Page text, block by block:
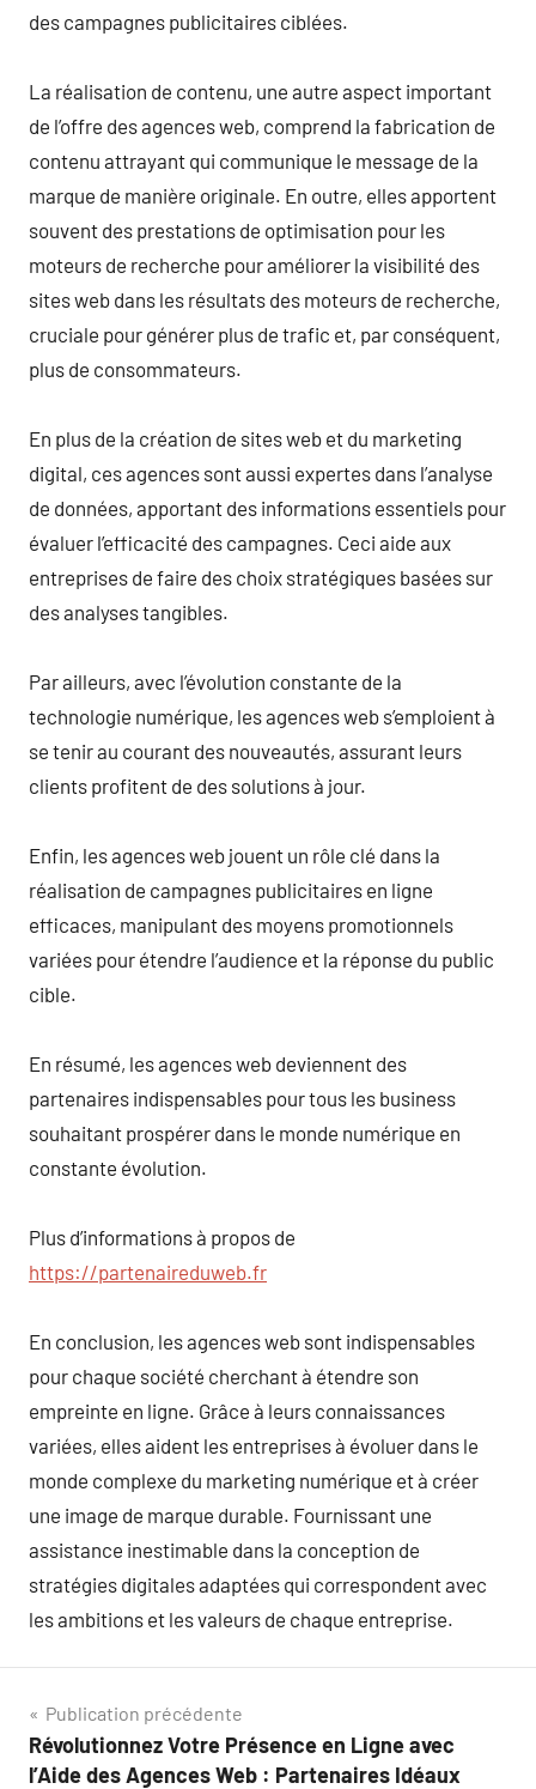
des campagnes publicitaires ciblées.
La réalisation de contenu, une autre aspect important
de l’offre des agences web, comprend la fabrication de
contenu attrayant qui communique le message de la
marque de manière originale. En outre, elles apportent
souvent des prestations de optimisation pour les
moteurs de recherche pour améliorer la visibilité des
sites web dans les résultats des moteurs de recherche,
cruciale pour générer plus de trafic et, par conséquent,
plus de consommateurs.
En plus de la création de sites web et du marketing
digital, ces agences sont aussi expertes dans l’analyse
de données, apportant des informations essentiels pour
évaluer l’efficacité des campagnes. Ceci aide aux
entreprises de faire des choix stratégiques basées sur
des analyses tangibles.
Par ailleurs, avec l’évolution constante de la
technologie numérique, les agences web s’emploient à
se tenir au courant des nouveautés, assurant leurs
clients profitent de des solutions à jour.
Enfin, les agences web jouent un rôle clé dans la
réalisation de campagnes publicitaires en ligne
efficaces, manipulant des moyens promotionnels
variées pour étendre l’audience et la réponse du public
cible.
En résumé, les agences web deviennent des
partenaires indispensables pour tous les business
souhaitant prospérer dans le monde numérique en
constante évolution.
Plus d’informations à propos de
https://partenaireduweb.fr
En conclusion, les agences web sont indispensables
pour chaque société cherchant à étendre son
empreinte en ligne. Grâce à leurs connaissances
variées, elles aident les entreprises à évoluer dans le
monde complexe du marketing numérique et à créer
une image de marque durable. Fournissant une
assistance inestimable dans la conception de
stratégies digitales adaptées qui correspondent avec
les ambitions et les valeurs de chaque entreprise.
Navigation
de
Publication précédente
Révolutionnez Votre Présence en Ligne avec
l’Aide des Agences Web : Partenaires Idéaux